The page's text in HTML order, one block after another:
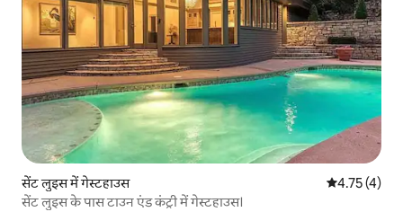
सेंट लुइस में गेस्टहाउस औसत रेटिंग 5
4.75 (4)
सेंट लुइस के पास टाउन एंड कंट्री में गेस्टहाउस।